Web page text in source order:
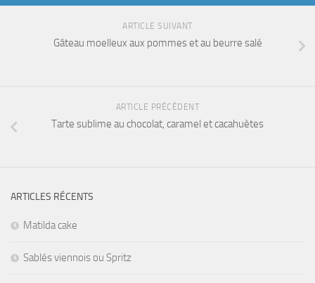
ARTICLE SUIVANT
Gâteau moelleux aux pommes et au beurre salé
ARTICLE PRÉCÉDENT
Tarte sublime au chocolat, caramel et cacahuètes
ARTICLES RÉCENTS
Matilda cake
Sablés viennois ou Spritz